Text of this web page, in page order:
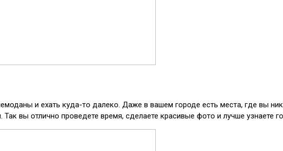
и ехать куда-то далеко. Даже в вашем городе есть места, где вы
вы отлично проведете время, сделаете красивые фото и лучше узнаете